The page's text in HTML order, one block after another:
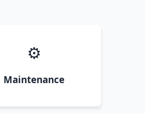
⚙️
Maintenance